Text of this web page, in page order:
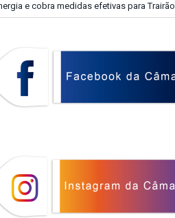
e cobra medidas efetivas para Trairão